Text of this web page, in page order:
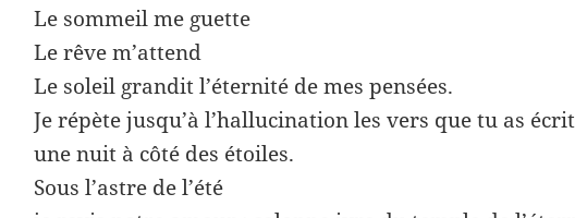
Le sommeil me guette
Le rêve m’attend
Le soleil grandit l’éternité de mes pensées.
Je répète jusqu’à l’hallucination les vers que tu as
une nuit à côté des étoiles.
Sous l’astre de l’été